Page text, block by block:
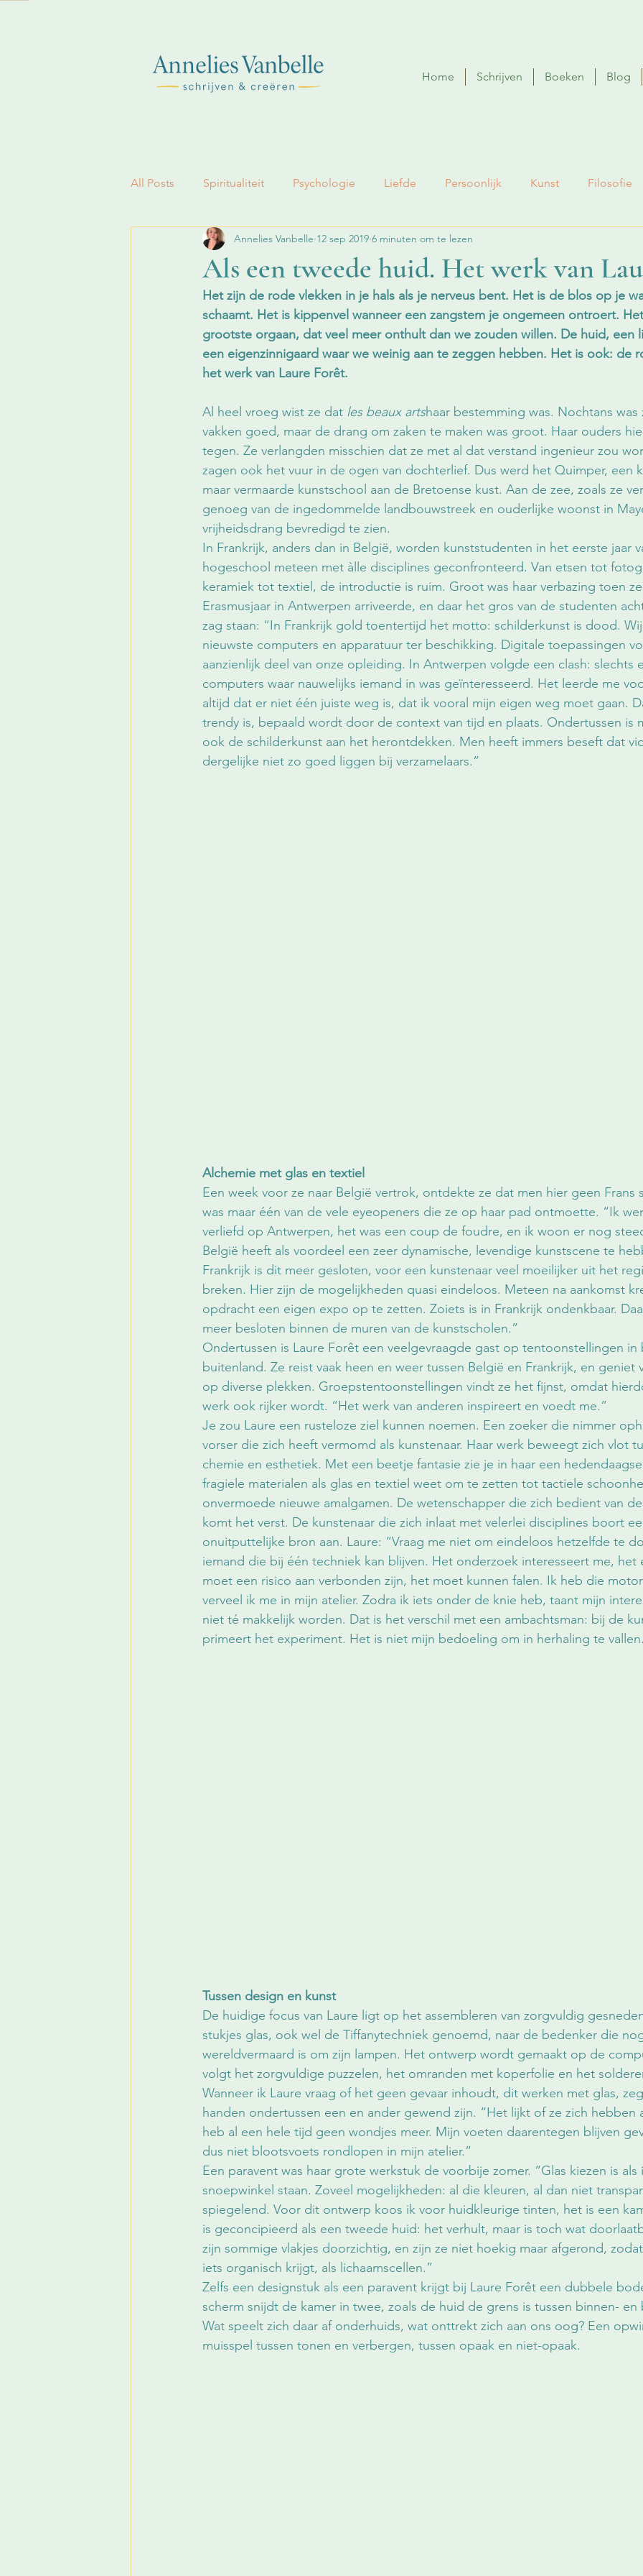
Home Schrijven Boeken Blog
All Posts Spiritualiteit Psychologie Liefde Persoonlijk Kunst Filosofie
Als een tweede huid. Het werk van
Annelies Vanbelle 12 sep 2019 6 minuten om te lezen
Het zijn de rode vlekken in je hals als je nerveus bent. Het is de blos op je
schaamt. Het is kippenvel wanneer een zangstem je ongemeen ontroert.
grootste orgaan, dat veel meer onthult dan we zouden willen. De huid, een
een eigenzinnigaard waar we weinig aan te zeggen hebben. Het is ook: de
het werk van Laure Forêt.
Al heel vroeg wist ze dat les beaux artshaar bestemming was. Nochtans was
vakken goed, maar de drang om zaken te maken was groot. Haar ouders
tegen. Ze verlangden misschien dat ze met al dat verstand ingenieur zou
zagen ook het vuur in de ogen van dochterlief. Dus werd het Quimper, een
maar vermaarde kunstschool aan de Bretoense kust. Aan de zee, zoals ze
genoeg van de ingedommelde landbouwstreek en ouderlijke woonst in
vrijheidsdrang bevredigd te zien.
In Frankrijk, anders dan in België, worden kunststudenten in het eerste jaar
hogeschool meteen met àlle disciplines geconfronteerd. Van etsen tot
keramiek tot textiel, de introductie is ruim. Groot was haar verbazing toen
Erasmusjaar in Antwerpen arriveerde, en daar het gros van de studenten
zag staan: “In Frankrijk gold toentertijd het motto: schilderkunst is dood.
nieuwste computers en apparatuur ter beschikking. Digitale toepassingen
aanzienlijk deel van onze opleiding. In Antwerpen volgde een clash: slechts
computers waar nauwelijks iemand in was geïnteresseerd. Het leerde me
altijd dat er niet één juiste weg is, dat ik vooral mijn eigen weg moet gaan.
trendy is, bepaald wordt door de context van tijd en plaats. Ondertussen is
ook de schilderkunst aan het herontdekken. Men heeft immers beseft dat
dergelijke niet zo goed liggen bij verzamelaars.”
Alchemie met glas en textiel
Een week voor ze naar België vertrok, ontdekte ze dat men hier geen Frans
was maar één van de vele eyeopeners die ze op haar pad ontmoette. “Ik
verliefd op Antwerpen, het was een coup de foudre, en ik woon er nog
België heeft als voordeel een zeer dynamische, levendige kunstscene te
Frankrijk is dit meer gesloten, voor een kunstenaar veel moeilijker uit het
breken. Hier zijn de mogelijkheden quasi eindeloos. Meteen na aankomst
opdracht een eigen expo op te zetten. Zoiets is in Frankrijk ondenkbaar.
meer besloten binnen de muren van de kunstscholen.”
Ondertussen is Laure Forêt een veelgevraagde gast op tentoonstellingen in
buitenland. Ze reist vaak heen en weer tussen België en Frankrijk, en geniet
op diverse plekken. Groepstentoonstellingen vindt ze het fijnst, omdat
werk ook rijker wordt. “Het werk van anderen inspireert en voedt me.”
Je zou Laure een rusteloze ziel kunnen noemen. Een zoeker die nimmer
vorser die zich heeft vermomd als kunstenaar. Haar werk beweegt zich vlot
chemie en esthetiek. Met een beetje fantasie zie je in haar een
fragiele materialen als glas en textiel weet om te zetten tot tactiele
onvermoede nieuwe amalgamen. De wetenschapper die zich bedient van
komt het verst. De kunstenaar die zich inlaat met velerlei disciplines boort
onuitputtelijke bron aan. Laure: “Vraag me niet om eindeloos hetzelfde te
iemand die bij één techniek kan blijven. Het onderzoek interesseert me, het
moet een risico aan verbonden zijn, het moet kunnen falen. Ik heb die
verveel ik me in mijn atelier. Zodra ik iets onder de knie heb, taant mijn
niet té makkelijk worden. Dat is het verschil met een ambachtsman: bij de
primeert het experiment. Het is niet mijn bedoeling om in herhaling te
Tussen design en kunst
De huidige focus van Laure ligt op het assembleren van zorgvuldig
stukjes glas, ook wel de Tiffanytechniek genoemd, naar de bedenker die
wereldvermaard is om zijn lampen. Het ontwerp wordt gemaakt op de
volgt het zorgvuldige puzzelen, het omranden met koperfolie en het
Wanneer ik Laure vraag of het geen gevaar inhoudt, dit werken met glas,
handen ondertussen een en ander gewend zijn. “Het lijkt of ze zich hebben
heb al een hele tijd geen wondjes meer. Mijn voeten daarentegen blijven
dus niet blootsvoets rondlopen in mijn atelier.”
Een paravent was haar grote werkstuk de voorbije zomer. “Glas kiezen is als
snoepwinkel staan. Zoveel mogelijkheden: al die kleuren, al dan niet
spiegelend. Voor dit ontwerp koos ik voor huidkleurige tinten, het is een
is geconcipieerd als een tweede huid: het verhult, maar is toch wat
zijn sommige vlakjes doorzichtig, en zijn ze niet hoekig maar afgerond,
iets organisch krijgt, als lichaamscellen.”
Zelfs een designstuk als een paravent krijgt bij Laure Forêt een dubbele
scherm snijdt de kamer in twee, zoals de huid de grens is tussen binnen- en
Wat speelt zich daar af onderhuids, wat onttrekt zich aan ons oog? Een
muisspel tussen tonen en verbergen, tussen opaak en niet-opaak.